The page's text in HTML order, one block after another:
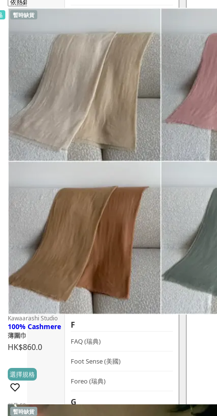
寵物用品
皇牌產品
Erica 網
誌
推廣優惠
客服資訊
關注我們
選擇語言
B
BerryEn (德國)
Blossom (英國)
Bondi Wash (澳洲)
Botani (澳洲)
Brooklyn Herborium (美國)
C
D
dr.he (新加坡)
Dualsonic (南韓)
E
Ere Perez (澳洲)
ESSE (南非)
évolué (美國)
F
FAQ (瑞典)
Foot Sense (美國)
Foreo (瑞典)
G
暫時缺貨
Kawaarashi Studio
100% Cashmere
薄圍巾
HK$860.0
(0)
銷量 50+
選擇規格This
multiple
暫時缺貨